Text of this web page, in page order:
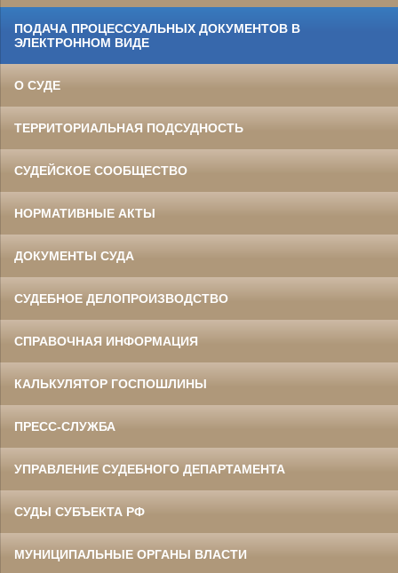
ПОДАЧА ПРОЦЕССУАЛЬНЫХ ДОКУМЕНТОВ В
ЭЛЕКТРОННОМ ВИДЕ
О СУДЕ
ТЕРРИТОРИАЛЬНАЯ ПОДСУДНОСТЬ
СУДЕЙСКОЕ СООБЩЕСТВО
НОРМАТИВНЫЕ АКТЫ
ДОКУМЕНТЫ СУДА
СУДЕБНОЕ ДЕЛОПРОИЗВОДСТВО
СПРАВОЧНАЯ ИНФОРМАЦИЯ
КАЛЬКУЛЯТОР ГОСПОШЛИНЫ
ПРЕСС-СЛУЖБА
УПРАВЛЕНИЕ СУДЕБНОГО ДЕПАРТАМЕНТА
СУДЫ СУБЪЕКТА РФ
МУНИЦИПАЛЬНЫЕ ОРГАНЫ ВЛАСТИ